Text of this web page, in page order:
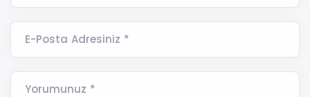
E-Posta Adresiniz *
Yorumunuz *